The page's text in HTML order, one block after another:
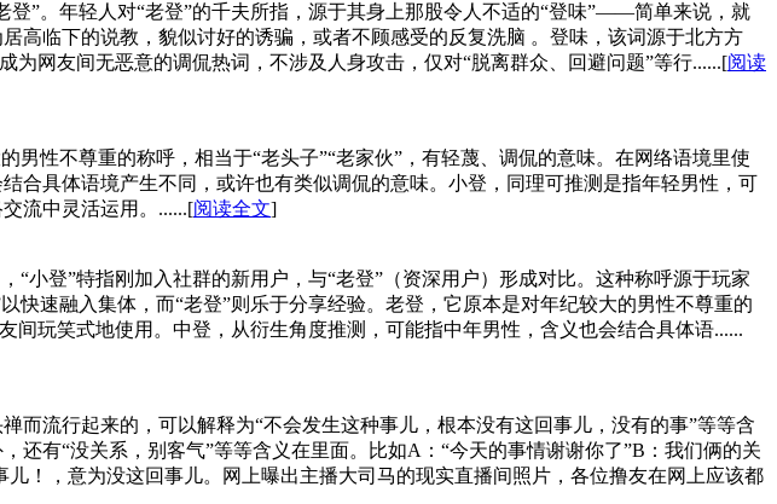
”。年轻人对“老登”的千夫所指，源于其身上那股令人不适的“登味”——简单来说，就
高临下的说教，貌似讨好的诱骗，或者不顾感受的反复洗脑 。登味，该词源于北方方
网友间无恶意的调侃热词，不涉及人身攻击，仅对“脱离群众、回避问题”等行......[阅读
性不尊重的称呼，相当于“老头子”“老家伙”，有轻蔑、调侃的意味。在网络语境里使
合具体语境产生不同，或许也有类似调侃的意味。小登，同理可推测是指年轻男性，可
流中灵活运用。......[阅读全文]
小登”特指刚加入社群的新用户，与“老登”（资深用户）形成对比。这种称呼源于玩家
速融入集体，而“老登”则乐于分享经验。老登，它原本是对年纪较大的男性不尊重的
玩笑式地使用。中登，从衍生角度推测，可能指中年男性，含义也会结合具体语......
流行起来的，可以解释为“不会发生这种事儿，根本没有这回事儿，没有的事”等等含
有“没关系，别客气”等等含义在里面。比如A：“今天的事情谢谢你了”B：我们俩的关
！，意为没这回事儿。网上曝出主播大司马的现实直播间照片，各位撸友在网上应该都